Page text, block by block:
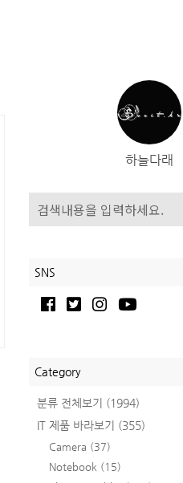
하늘다래
SNS
Category
분류 전체보기 (1994)
IT 제품 바라보기 (355)
Camera (37)
Notebook (15)